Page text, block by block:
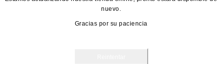
nuevo.
Gracias por su paciencia